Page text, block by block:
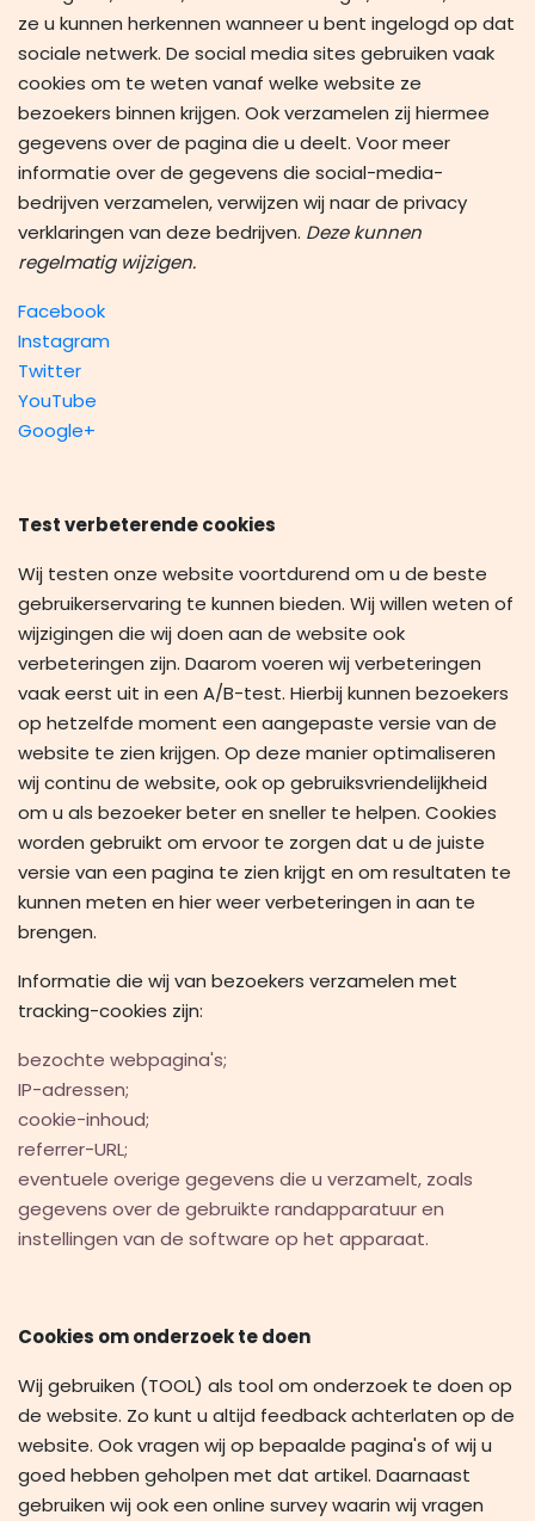
ze u kunnen herkennen wanneer u bent ingelogd op dat
sociale netwerk. De social media sites gebruiken vaak
cookies om te weten vanaf welke website ze
bezoekers binnen krijgen. Ook verzamelen zij hiermee
gegevens over de pagina die u deelt. Voor meer
informatie over de gegevens die social-media-
bedrijven verzamelen, verwijzen wij naar de privacy
verklaringen van deze bedrijven. Deze kunnen
regelmatig wijzigen.
Facebook
Instagram
Twitter
YouTube
Google+
Test verbeterende cookies
Wij testen onze website voortdurend om u de beste
gebruikerservaring te kunnen bieden. Wij willen weten of
wijzigingen die wij doen aan de website ook
verbeteringen zijn. Daarom voeren wij verbeteringen
vaak eerst uit in een A/B-test. Hierbij kunnen bezoekers
op hetzelfde moment een aangepaste versie van de
website te zien krijgen. Op deze manier optimaliseren
wij continu de website, ook op gebruiksvriendelijkheid
om u als bezoeker beter en sneller te helpen. Cookies
worden gebruikt om ervoor te zorgen dat u de juiste
versie van een pagina te zien krijgt en om resultaten te
kunnen meten en hier weer verbeteringen in aan te
brengen.
Informatie die wij van bezoekers verzamelen met
tracking-cookies zijn:
bezochte webpagina's;
IP-adressen;
cookie-inhoud;
referrer-URL;
eventuele overige gegevens die u verzamelt, zoals
gegevens over de gebruikte randapparatuur en
instellingen van de software op het apparaat.
Cookies om onderzoek te doen
Wij gebruiken (TOOL) als tool om onderzoek te doen op
de website. Zo kunt u altijd feedback achterlaten op de
website. Ook vragen wij op bepaalde pagina's of wij u
goed hebben geholpen met dat artikel. Daarnaast
gebruiken wij ook een online survey waarin wij vragen